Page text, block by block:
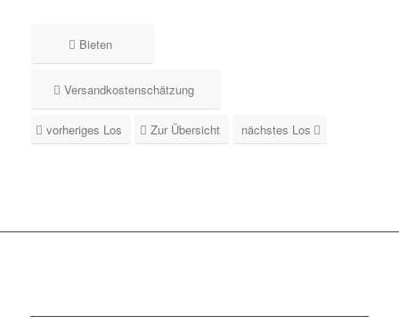
Bieten
Versandkostenschätzung
vorheriges Los Zur Übersicht nächstes Los